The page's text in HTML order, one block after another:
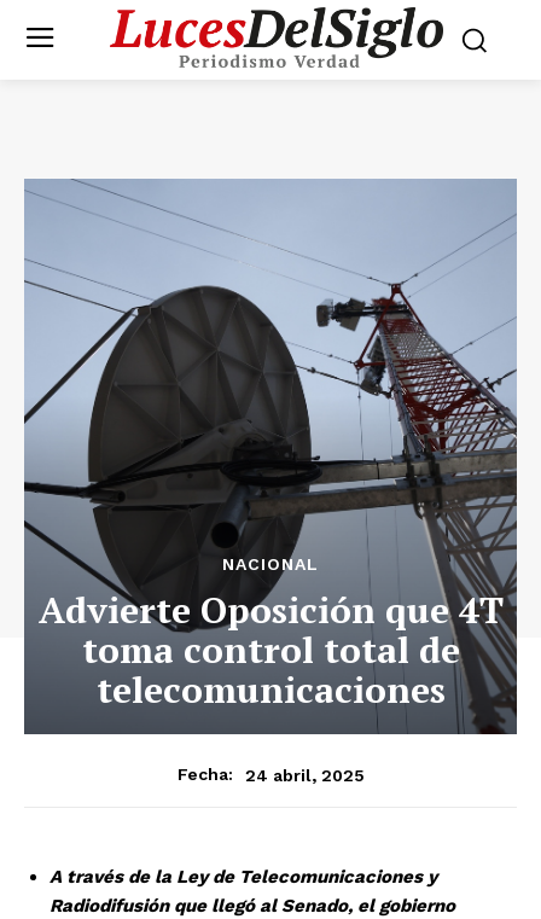
NACIONAL
Advierte Oposición que 4T
toma control total de
telecomunicaciones
Fecha: 24 abril, 2025
A través de la Ley de Telecomunicaciones y
Radiodifusión que llegó al Senado, el gobierno